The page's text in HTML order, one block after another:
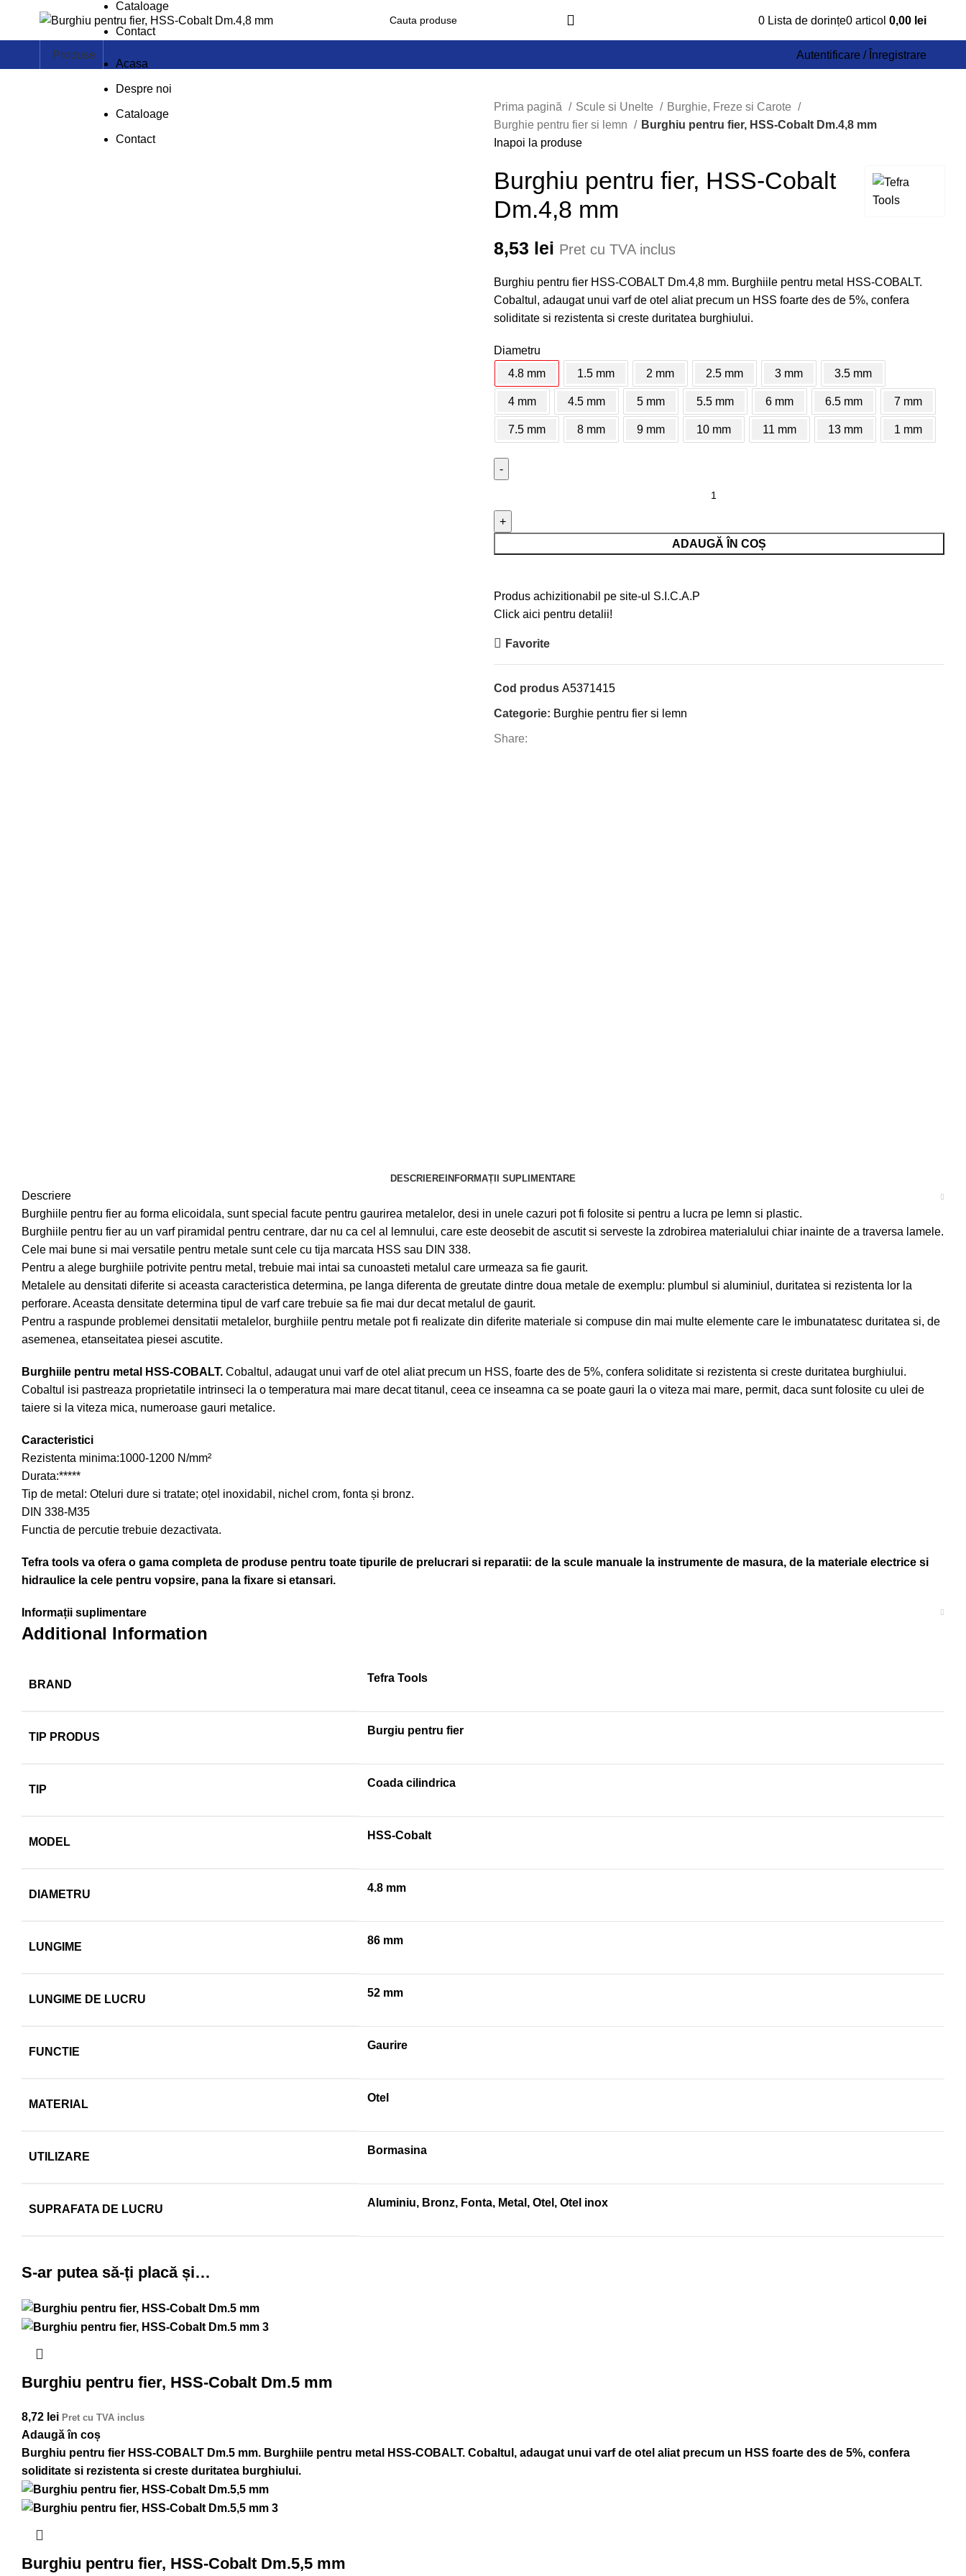
0 Lista de dorințe0 articol 0,00 lei
Produse
Cataloage
Contact
Acasa
Despre noi
Cataloage
Contact
Autentificare / Înregistrare
Prima pagină Scule si Unelte
Burghie, Freze si Carote
Burghie pentru fier si lemn
Burghiu pentru fier, HSS-Cobalt Dm.4,8 mm
Inapoi la produse
Burghiu pentru fier, HSS-Cobalt
Dm.4,8 mm
8,53 lei Pret cu TVA inclus
Burghiu pentru fier HSS-COBALT Dm.4,8 mm. Burghiile pentru metal HSS-COBALT.
Cobaltul, adaugat unui varf de otel aliat precum un HSS foarte des de 5%, confera
soliditate si rezistenta si creste duritatea burghiului.
Diametru
4.8 mm
1.5 mm 2 mm 2.5 mm 3 mm 3.5 mm
4 mm 4.5 mm 5 mm 5.5 mm 6 mm 6.5 mm 7 mm
7.5 mm 8 mm 9 mm 10 mm 11 mm 13 mm 1 mm
Cantitate Burghiu pentru fier, HSS-Cobalt Dm.4,8 mm
ADAUGĂ ÎN COȘ
Produs achizitionabil pe site-ul S.I.C.A.P
Click aici pentru detalii!
Favorite
Cod produs A5371415
Categorie: Burghie pentru fier si lemn
Share:
DESCRIERE INFORMAȚII SUPLIMENTARE
Descriere
Burghiile pentru fier au forma elicoidala, sunt special facute pentru gaurirea metalelor, desi in unele cazuri pot fi folosite si pentru a lucra pe lemn si plastic.
Burghiile pentru fier au un varf piramidal pentru centrare, dar nu ca cel al lemnului, care este deosebit de ascutit si serveste la zdrobirea materialului chiar inainte de a traversa lamele.
Cele mai bune si mai versatile pentru metale sunt cele cu tija marcata HSS sau DIN 338.
Pentru a alege burghiile potrivite pentru metal, trebuie mai intai sa cunoasteti metalul care urmeaza sa fie gaurit.
Metalele au densitati diferite si aceasta caracteristica determina, pe langa diferenta de greutate dintre doua metale de exemplu: plumbul si aluminiul, duritatea si rezistenta lor la
perforare. Aceasta densitate determina tipul de varf care trebuie sa fie mai dur decat metalul de gaurit.
Pentru a raspunde problemei densitatii metalelor, burghiile pentru metale pot fi realizate din diferite materiale si compuse din mai multe elemente care le imbunatatesc duritatea si, de
asemenea, etanseitatea piesei ascutite.
Burghiile pentru metal HSS-COBALT. Cobaltul, adaugat unui varf de otel aliat precum un HSS, foarte des de 5%, confera soliditate si rezistenta si creste duritatea burghiului.
Cobaltul isi pastreaza proprietatile intrinseci la o temperatura mai mare decat titanul, ceea ce inseamna ca se poate gauri la o viteza mai mare, permit, daca sunt folosite cu ulei de
taiere si la viteza mica, numeroase gauri metalice.
Caracteristici
Rezistenta minima:1000-1200 N/mm²
Durata:*****
Tip de metal: Oteluri dure si tratate; oțel inoxidabil, nichel crom, fonta și bronz.
DIN 338-M35
Functia de percutie trebuie dezactivata.
Tefra tools va ofera o gama completa de produse pentru toate tipurile de prelucrari si reparatii: de la scule manuale la instrumente de masura, de la materiale electrice si
hidraulice la cele pentru vopsire, pana la fixare si etansari.
Informații suplimentare
Additional Information
BRAND
Tefra Tools
TIP PRODUS
Burgiu pentru fier
TIP
Coada cilindrica
MODEL
HSS-Cobalt
DIAMETRU
4.8 mm
LUNGIME
86 mm
LUNGIME DE LUCRU
52 mm
FUNCTIE
Gaurire
MATERIAL
Otel
UTILIZARE
Bormasina
SUPRAFATA DE LUCRU
Aluminiu, Bronz, Fonta, Metal , Otel , Otel inox
S-ar putea să-ți placă și…
Burghiu pentru fier, HSS-Cobalt Dm.5 mm
8,72 lei Pret cu TVA inclus
Adaugă în coș
Burghiu pentru fier HSS-COBALT Dm.5 mm. Burghiile pentru metal HSS-COBALT. Cobaltul, adaugat unui varf de otel aliat precum un HSS foarte des de 5%, confera
soliditate si rezistenta si creste duritatea burghiului.
Burghiu pentru fier, HSS-Cobalt Dm.5,5 mm